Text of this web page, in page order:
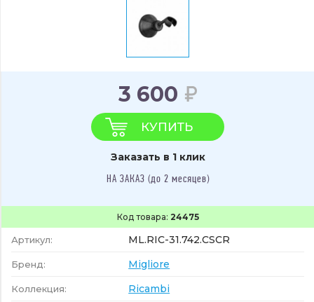
Код товара: 24475
Артикул: ML.RIC-31.742.CSCR
Бренд: Migliore
Коллекция: Ricambi
3 600
КУПИТЬ
Заказать в 1 клик
НА ЗАКАЗ (до 2 месяцев)